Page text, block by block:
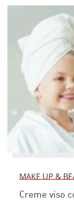
MAKE UP &
Creme viso